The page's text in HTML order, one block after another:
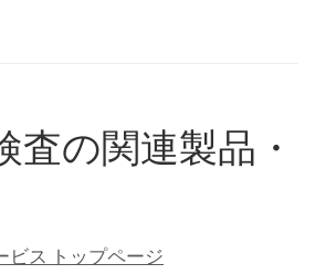
査の関連製品・
ビス トップページ